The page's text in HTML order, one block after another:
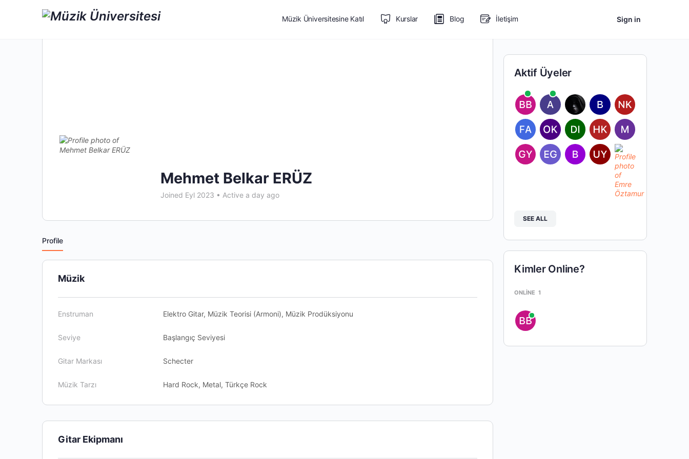
Müzik Üniversitesine Katıl Kurslar Blog İletişim Sign in
Mehmet Belkar ERÜZ
Joined Eyl 2023 • Active a day ago
Profile
Müzik
Enstruman Elektro Gitar, Müzik Teorisi (Armoni), Müzik Prodüksiyonu
Seviye Başlangıç Seviyesi
Gitar Markası Schecter
Müzik Tarzı Hard Rock, Metal, Türkçe Rock
Gitar Ekipmanı
Aktif Üyeler
SEE ALL
Kimler Online?
ONLINE 1